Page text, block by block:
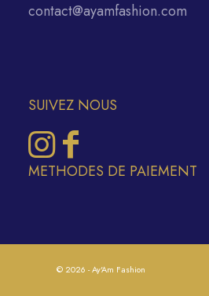
contact@ayamfashion.com
SUIVEZ NOUS
METHODES DE PAIEMENT
© 2026 - Ay'Am Fashion